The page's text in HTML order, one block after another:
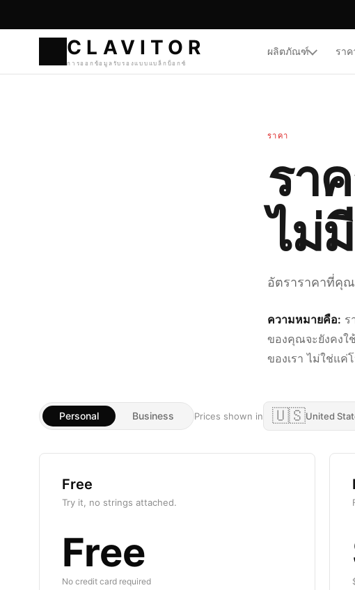
ผลิตภัณฑ์ ราค
ราคา
รา
ไม่
อัตราราคาที่คุ
ความหมายคือ: ร
ของคุณจะยังคงใ
ของเรา ไม่ใช่แค่
Personal Business Prices shown in 🇺🇸United
Free
Try it, no strings attached.
Free
No credit card required